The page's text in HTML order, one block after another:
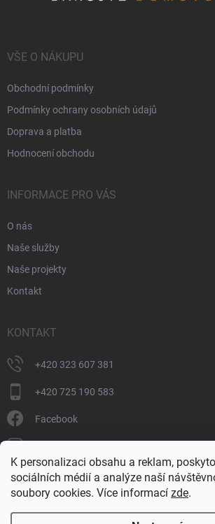
K personalizaci obsahu a reklam,
sociálních médií a analýze naší
soubory cookies. Více informací zde.
VŠE O NÁKUPU
Obchodní podmínky
Podmínky ochrany osobních údajů
Doprava a platba
Hodnocení obchodu
INFORMACE PRO VÁS
O nás
Naše služby
Naše projekty
Kontakt
KONTAKT
+420 323 607 381
+420 725 190 583
Facebook
+420 725 190 583